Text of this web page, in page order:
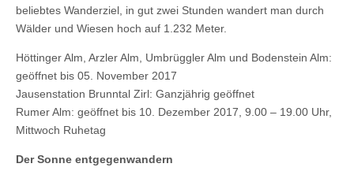
beliebtes Wanderziel, in gut zwei Stunden wandert man durch
Wälder und Wiesen hoch auf 1.232 Meter.
Höttinger Alm, Arzler Alm, Umbrüggler Alm und Bodenstein Alm:
geöffnet bis 05. November 2017
Jausenstation Brunntal Zirl: Ganzjährig geöffnet
Rumer Alm: geöffnet bis 10. Dezember 2017, 9.00 – 19.00 Uhr,
Mittwoch Ruhetag
Der Sonne entgegenwandern